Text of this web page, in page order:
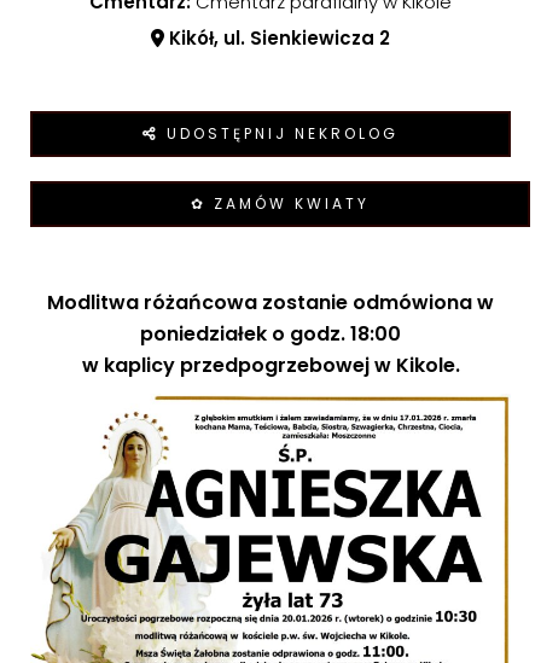
Kikół, ul. Sienkiewicza 2
UDOSTĘPNIJ NEKROLOG
✿ ZAMÓW KWIATY
Modlitwa różańcowa zostanie odmówiona w
poniedziałek o godz. 18:00
w kaplicy przedpogrzebowej w Kikole.